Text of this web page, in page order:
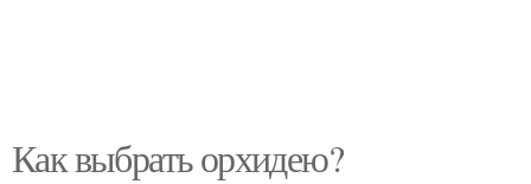
Как выбрать орхидею?